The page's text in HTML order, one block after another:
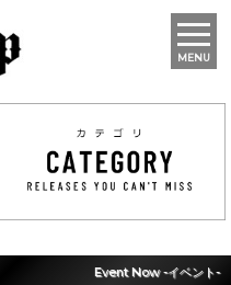
MENU
Event Now -イベント-